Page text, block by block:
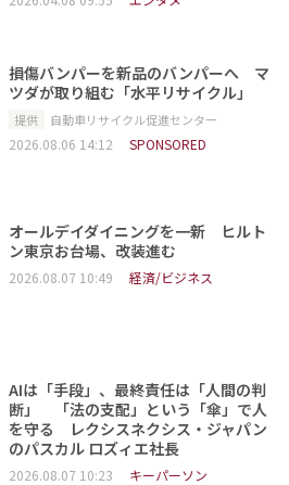
損傷バンパーを新品のバンパーへ マ
ツダが取り組む「水平リサイクル」
提供 自動車リサイクル促進センター
2026.08.06 14:12 SPONSORED
オールデイダイニングを一新 ヒルト
ン東京お台場、改装進む
2026.08.07 10:49 経済/ビジネス
AIは「手段」、最終責任は「人間の判
断」 「法の支配」という「傘」で人
を守る レクシスネクシス・ジャパン
のパスカル ロズィエ社長
2026.08.07 10:23 キーパーソン